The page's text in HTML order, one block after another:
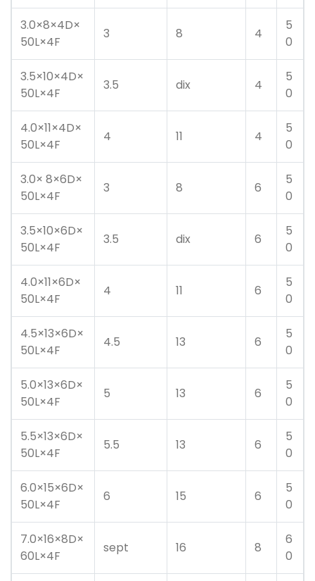
3.0×8×4D×
50L×4F
3 8 4
5
0
3.5×10×4D×
50L×4F
3.5 dix 4
5
0
4.0×11×4D×
50L×4F
4 11 4
5
0
3.0× 8×6D×
50L×4F
3 8 6
5
0
3.5×10×6D×
50L×4F
3.5 dix 6
5
0
4.0×11×6D×
50L×4F
4 11 6
5
0
4.5×13×6D×
50L×4F
4.5 13 6
5
0
5.0×13×6D×
50L×4F
5 13 6
5
0
5.5×13×6D×
50L×4F
5.5 13 6
5
0
6.0×15×6D×
50L×4F
6 15 6
5
0
7.0×16×8D×
60L×4F
sept 16 8
6
0